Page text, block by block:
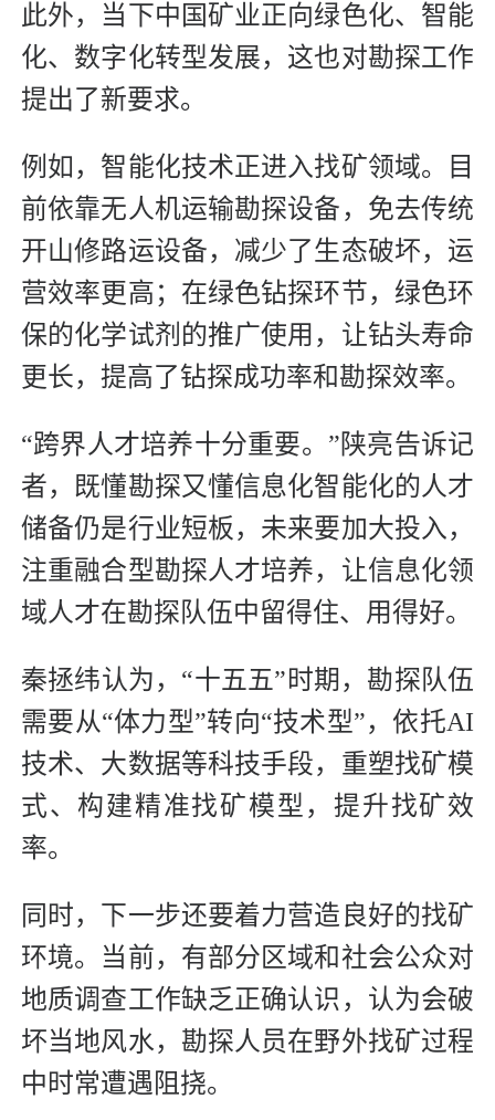
此外，当下中国矿业正向绿色化、智能
化、数字化转型发展，这也对勘探工作
提出了新要求。
例如，智能化技术正进入找矿领域。目
前依靠无人机运输勘探设备，免去传统
开山修路运设备，减少了生态破坏，运
营效率更高；在绿色钻探环节，绿色环
保的化学试剂的推广使用，让钻头寿命
更长，提高了钻探成功率和勘探效率。
“跨界人才培养十分重要。”陕亮告诉记
者，既懂勘探又懂信息化智能化的人才
储备仍是行业短板，未来要加大投入，
注重融合型勘探人才培养，让信息化领
域人才在勘探队伍中留得住、用得好。
秦拯纬认为，“十五五”时期，勘探队伍
需要从“体力型”转向“技术型”，依托AI
技术、大数据等科技手段，重塑找矿模
式、构建精准找矿模型，提升找矿效
率。
同时，下一步还要着力营造良好的找矿
环境。当前，有部分区域和社会公众对
地质调查工作缺乏正确认识，认为会破
坏当地风水，勘探人员在野外找矿过程
中时常遭遇阻挠。